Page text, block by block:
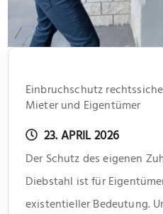
Einbruchschutz
Mieter und Eigentümer
23. APRIL 2026
Der Schutz des eigenen
Diebstahl ist für
existentieller Bedeutung.